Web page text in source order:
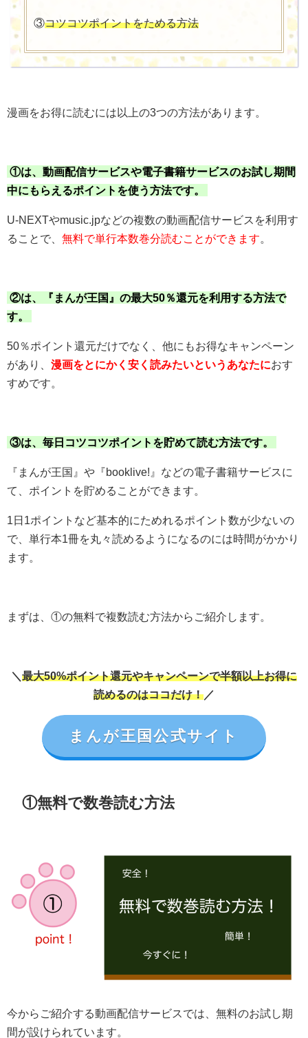
③コツコツポイントをためる方法
漫画をお得に読むには以上の3つの方法があります。
①は、動画配信サービスや電子書籍サービスのお試し期間
中にもらえるポイントを使う方法です。
U-NEXTやmusic.jpなどの複数の動画配信サービスを利用す
ることで、 無料で単行本数巻分読むことができます
②は、『まんが王国』の最大50％還元を利用する方法で
す。
50％ポイント還元だけでなく、他にもお得なキャンペーン
があり、 漫画をとにかく安く読みたいというあなたにおす
すめです。
③は、毎日コツコツポイントを貯めて読む方法です。
『まんが王国』や『booklive!』などの電子書籍サービスに
て、ポイントを貯めることができます。
1日1ポイントなど基本的にためれるポイント数が少ないの
で、単行本1冊を丸々読めるようになるのには時間がかかり
ます。
まずは、①の無料で複数読む方法からご紹介します。
＼ 最大50%ポイント還元やキャンペーンで半額以上お得に
読めるのはココだけ！ ／
まんが王国公式サイト
①無料で数巻読む方法
今からご紹介する動画配信サービスでは、無料のお試し期
間が設けられています。